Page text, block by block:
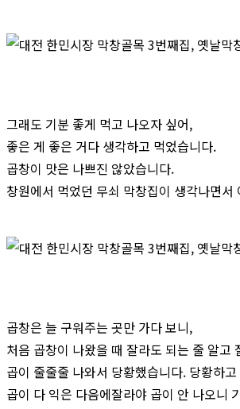
그래도 기분 좋게 먹고 나오자 싶어,
좋은 게 좋은 거다 생각하고 먹었습니다.
곱창이 맛은 나쁘진 않았습니다.
창원에서 먹었던 무쇠 막창집이 생각나면
곱창은 늘 구워주는 곳만 가다 보니,
처음 곱창이 나왔을 때 잘라도 되는 줄 알고
곱이 줄줄줄 나와서 당황했습니다. 당황하
곱이 다 익은 다음에잘라야 곱이 안 나오니